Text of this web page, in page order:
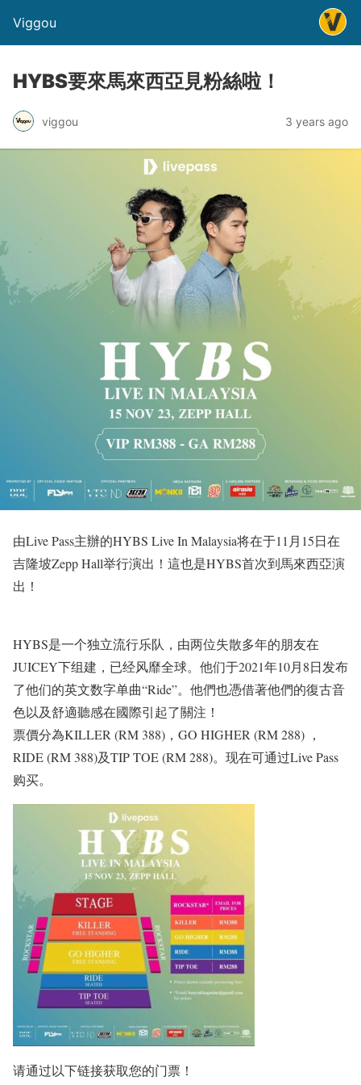
Viggou
HYBS要來馬來西亞見粉絲啦！
viggou 3 years ago
由Live Pass主辦的HYBS Live In Malaysia将在于11月15日在
吉隆坡Zepp Hall举行演出！這也是HYBS首次到馬來西亞演
出！
HYBS是一个独立流行乐队，由两位失散多年的朋友在
JUICEY下组建，已经风靡全球。他们于2021年10月8日发布
了他们的英文数字单曲“Ride”。他們也憑借著他們的復古音
色以及舒適聽感在國際引起了關注！
票價分為KILLER (RM 388)，GO HIGHER (RM 288) ，
RIDE (RM 388)及TIP TOE (RM 288)。现在可通过Live Pass
购买。
请通过以下链接获取您的门票！